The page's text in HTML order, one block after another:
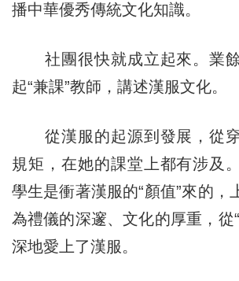
播中華優秀傳統文化知識。
社團很快就成立起來。業餘
起“兼課”教師，講述漢服文化。
從漢服的起源到發展，從穿
規矩，在她的課堂上都有涉及
學生是衝著漢服的“顏值”來的，
為禮儀的深邃、文化的厚重，從
深地愛上了漢服。